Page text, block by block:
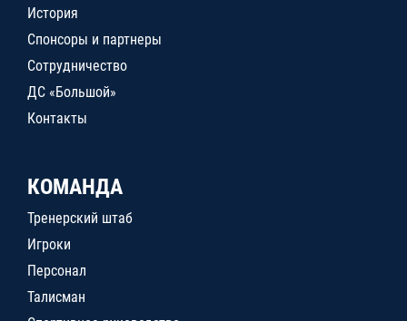
История
Спонсоры и партнеры
Сотрудничество
ДС «Большой»
Контакты
КОМАНДА
Тренерский штаб
Игроки
Персонал
Талисман